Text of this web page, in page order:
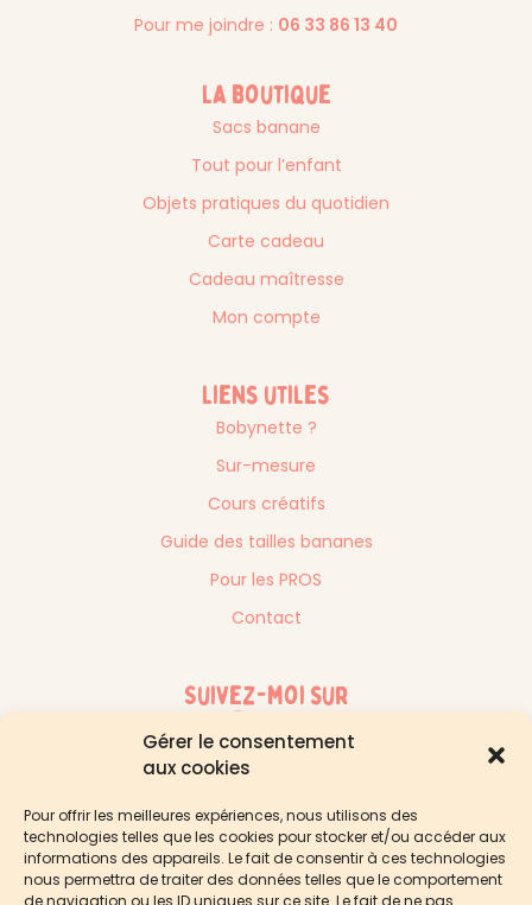
Gérer le consentement
aux cookies
Pour offrir les meilleures expériences, nous utilisons des
technologies telles que les cookies pour stocker et/ou accéder aux
informations des appareils. Le fait de consentir à ces technologies
nous permettra de traiter des données telles que le comportement
de navigation ou les ID uniques sur ce site. Le fait de ne pas
Pour me joindre : 06 33 86 13 40
La boutique
Sacs banane
Tout pour l’enfant
Objets pratiques du quotidien
Carte cadeau
Cadeau maîtresse
Mon compte
Liens utiles
Bobynette ?
Sur-mesure
Cours créatifs
Guide des tailles bananes
Pour les PROS
Contact
Suivez-moi sur